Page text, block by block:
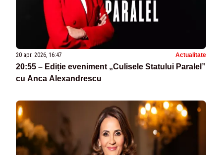
20 apr. 2026, 16:47 Actualitate
20:55 – Ediție eveniment „Culisele Statului Paralel”
cu Anca Alexandrescu